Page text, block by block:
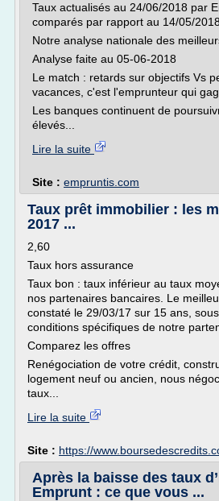
Taux actualisés au 24/06/2018 par
comparés par rapport au 14/05/2018
Notre analyse nationale des
Analyse faite au 05-06-2018
Le match : retards sur objectifs Vs
vacances, c'est l'emprunteur qui
Les banques continuent de
élevés...
Lire la suite
Site : empruntis.com
Taux prêt immobilier : les
2017 ...
2,60
Taux hors assurance
Taux bon : taux inférieur au taux
nos partenaires bancaires. Le
constaté le 29/03/17 sur 15 ans,
conditions spécifiques de notre
Comparez les offres
Renégociation de votre crédit,
logement neuf ou ancien, nous
taux...
Lire la suite
Site : https://
Après la baisse des taux
Emprunt : ce que vous ...